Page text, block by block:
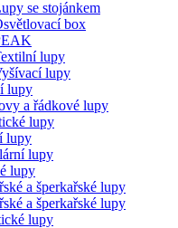
se stojánkem
box
lupy
lupy
lupy
a řádkové lupy
lupy
lupy
lupy
lupy
a šperkařské lupy
a šperkařské lupy
lupy